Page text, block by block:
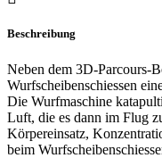
Beschreibung
Neben dem 3D-Parcours-
Wurfscheibenschiessen
Die Wurfmaschine
Luft, die es dann im Flug
Körpereinsatz,
beim